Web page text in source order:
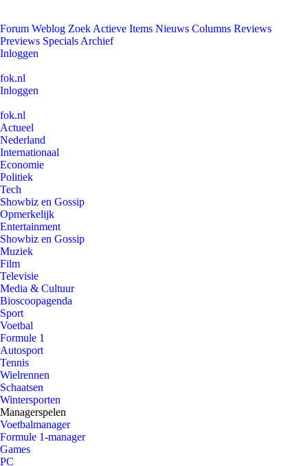
Forum Weblog Zoek Actieve Items Nieuws Columns Reviews
Previews Specials Archief
Inloggen
fok.nl
Inloggen
fok.nl
Actueel
Nederland
Internationaal
Economie
Politiek
Tech
Showbiz en Gossip
Opmerkelijk
Entertainment
Showbiz en Gossip
Muziek
Film
Televisie
Media & Cultuur
Bioscoopagenda
Sport
Voetbal
Formule 1
Autosport
Tennis
Wielrennen
Schaatsen
Wintersporten
Managerspelen
Voetbalmanager
Formule 1-manager
Games
PC